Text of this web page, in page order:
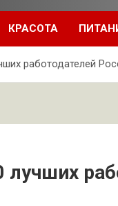
КРАСОТА
работодателей